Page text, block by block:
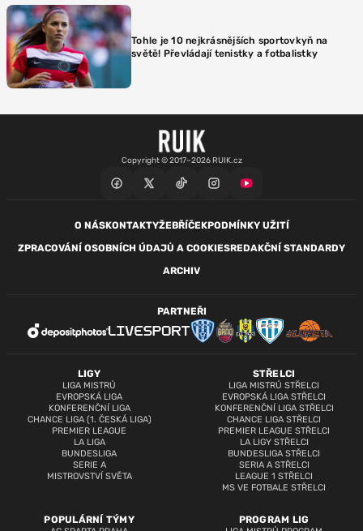
Tohle je 10 nejkrásnějších sportovkyň na
světě! Převládají tenistky a fotbalistky
Copyright © 2017–2026 RUIK.cz
O NÁSKONTAKTYŽEBŘÍČEKPODMÍNKY UŽITÍ
ZPRACOVÁNÍ OSOBNÍCH ÚDAJŮ A COOKIESREDAKČNÍ STANDARDY
ARCHIV
LIGY
LIGA MISTRŮ
EVROPSKÁ LIGA
KONFERENČNÍ LIGA
CHANCE LIGA (1. ČESKÁ LIGA)
PREMIER LEAGUE
LA LIGA
BUNDESLIGA
SERIE A
MISTROVSTVÍ SVĚTA
STŘELCI
LIGA MISTRŮ STŘELCI
EVROPSKÁ LIGA STŘELCI
KONFERENČNÍ LIGA STŘELCI
CHANCE LIGA STŘELCI
PREMIER LEAGUE STŘELCI
LA LIGY STŘELCI
BUNDESLIGA STŘELCI
SERIA A STŘELCI
LEAGUE 1 STŘELCI
MS VE FOTBALE STŘELCI
POPULÁRNÍ TÝMY PROGRAM LIG
PARTNEŘI